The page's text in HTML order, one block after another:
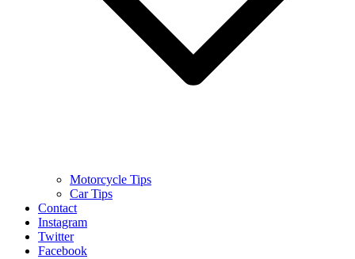
Motorcycle Tips
Car Tips
Contact
Instagram
Twitter
Facebook